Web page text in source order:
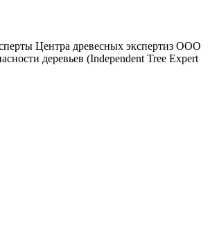
Центра древесных экспертиз ООО
деревьев (Independent Tree Expert